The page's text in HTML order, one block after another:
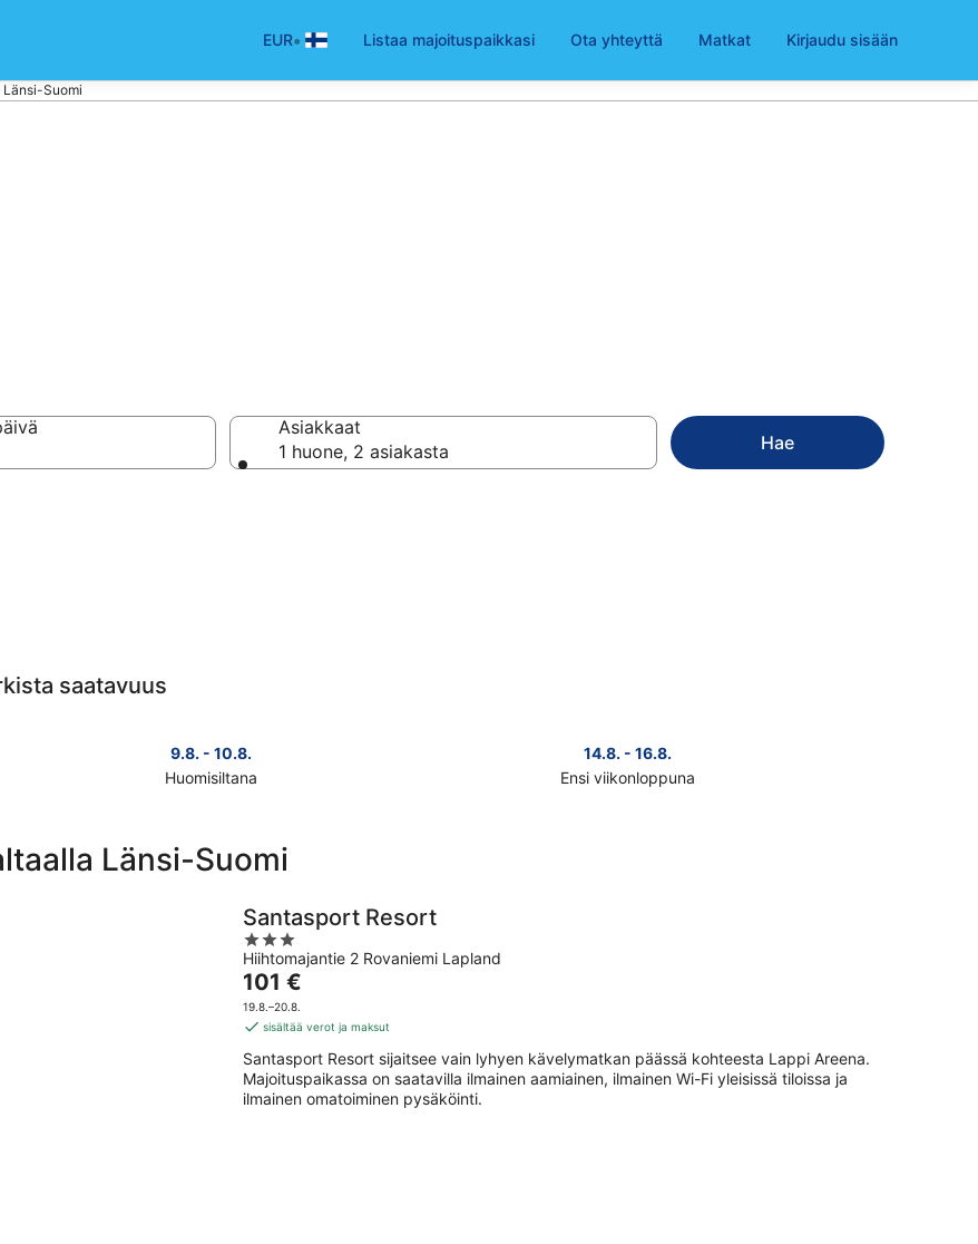
EUR• Listaa majoituspaikkasi Ota yhteyttä Matkat Kirjaudu sisään
Suomi
Asiakkaat
1 huone, 2 asiakasta
Hae
saatavuus
9.8. - 10.8.
Huomisiltana
Länsi-
Suomi
14.8. - 16.8.
Ensi viikonloppuna
eli
Länsi-Suomi
Santasport Resort
3
out
of
5
Hiihtomajantie 2 Rovaniemi Lapland
Hinta
on
101 €
yö
101 €
19.8.–20.8.
sisältää verot ja maksut
Santasport Resort sijaitsee vain lyhyen kävelymatkan päässä kohteesta Lappi Areena.
Majoituspaikassa on saatavilla ilmainen aamiainen, ilmainen Wi-Fi yleisissä tiloissa ja
ilmainen omatoiminen pysäköinti.